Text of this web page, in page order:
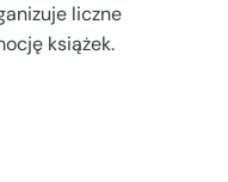
liczne
książek.